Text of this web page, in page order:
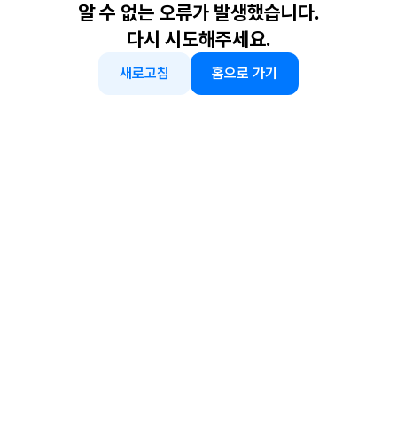
알 수 없는 오류가 발생했습니다.
다시 시도해주세요.
새로고침 홈으로 가기